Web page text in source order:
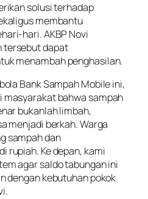
solusi terhadap
membantu
hari. AKBP Novi
tersebut dapat
menambah penghasilan.
Bank Sampah Mobile ini,
masyarakat bahwa sampah
bukanlah limbah,
menjadi berkah. Warga
sampah dan
rupiah. Ke depan, kami
agar saldo tabungan ini
dengan kebutuhan pokok